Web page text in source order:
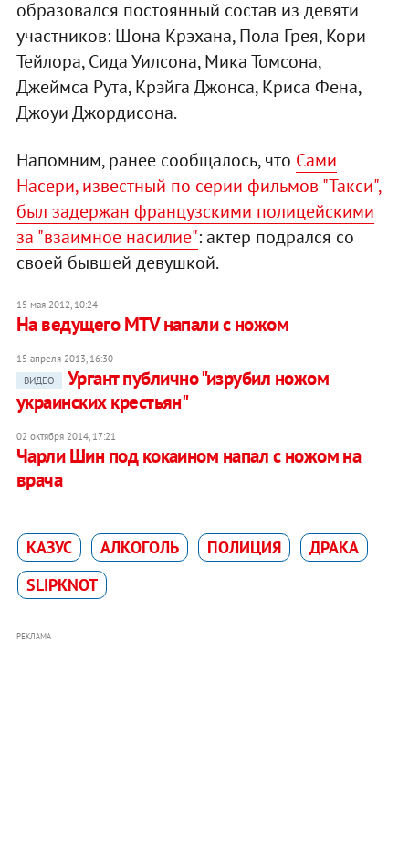
образовался постоянный состав из девяти
участников: Шона Крэхана, Пола Грея, Кори
Тейлора, Сида Уилсона, Мика Томсона,
Джеймса Рута, Крэйга Джонса, Криса Фена,
Джоуи Джордисона.
Напомним, ранее сообщалось, что Сами
Насери, известный по серии фильмов "Такси",
был задержан французскими полицейскими
за "взаимное насилие": актер подрался со
своей бывшей девушкой.
15 мая 2012, 10:24
На ведущего MTV напали с ножом
15 апреля 2013, 16:30
ВИДЕО
Ургант публично "изрубил ножом
украинских крестьян"
02 октября 2014, 17:21
Чарли Шин под кокаином напал с ножом на
врача
КАЗУС АЛКОГОЛЬ ПОЛИЦИЯ
ДРАКА
SLIPKNOT
РЕКЛАМА